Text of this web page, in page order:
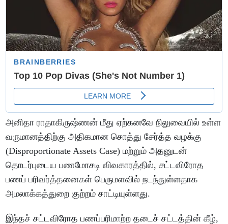
அனிதா ராதாகிருஷ்ணன் மீது ஏற்கனவே நிலுவையில் உள்ள
வருமானத்திற்கு அதிகமான சொத்து சேர்த்த வழக்கு
(Disproportionate Assets Case) மற்றும் அதனுடன்
தொடர்புடைய பணமோசடி விவகாரத்தில், சட்டவிரோத
பணப் பரிவர்த்தனைகள் பெருமளவில் நடந்துள்ளதாக
அமலாக்கத்துறை குற்றம் சாட்டியுள்ளது.
இந்தச் சட்டவிரோத பணப்பரிமாற்ற தடைச் சட்டத்தின் கீழ்,